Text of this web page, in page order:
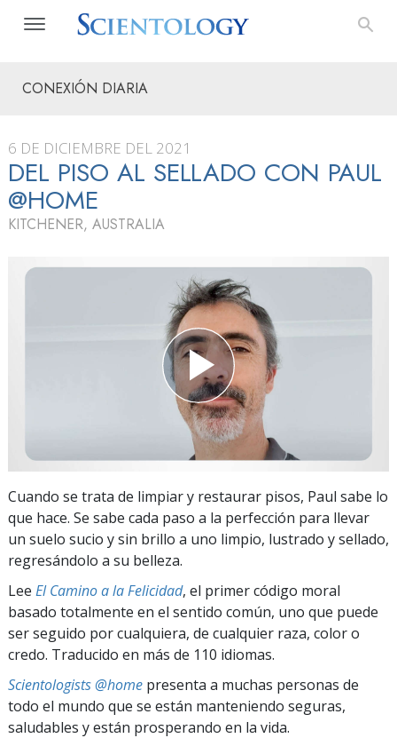
CONEXIÓN DIARIA
6 DE DICIEMBRE DEL 2021
DEL PISO AL SELLADO CON PAUL
@HOME
KITCHENER, AUSTRALIA
Cuando se trata de limpiar y restaurar pisos, Paul sabe lo
que hace. Se sabe cada paso a la perfección para llevar
un suelo sucio y sin brillo a uno limpio, lustrado y sellado,
regresándolo a su belleza.
Lee El Camino a la Felicidad, el primer código moral
basado totalmente en el sentido común, uno que puede
ser seguido por cualquiera, de cualquier raza, color o
credo. Traducido en más de 110 idiomas.
Scientologists @home presenta a muchas personas de
todo el mundo que se están manteniendo seguras,
saludables y están prosperando en la vida.